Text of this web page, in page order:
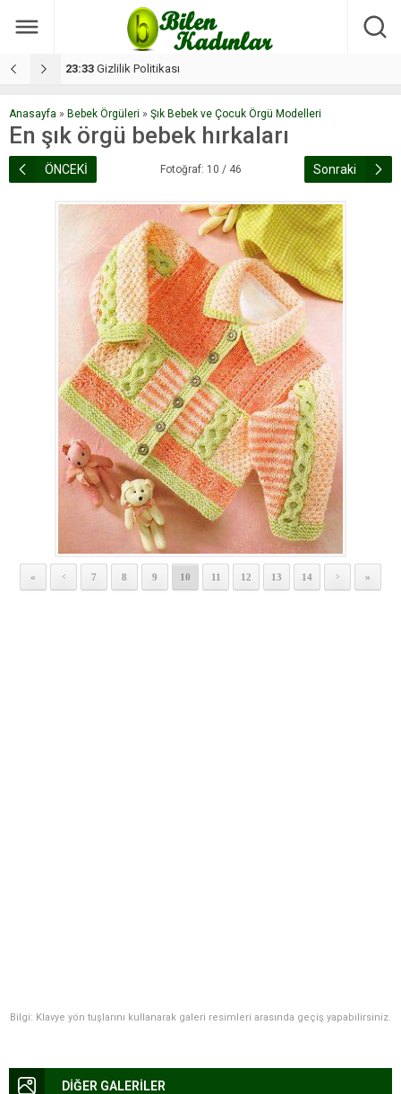
17:08 Dilan, düğününe 5 gün kala hayatını kaybetti
Anasayfa » Bebek Örgüleri » Şık Bebek ve Çocuk Örgü Modelleri
En şık örgü bebek hırkaları
ÖNCEKİ Fotoğraf: 10 / 46 Sonraki
« < 7 8 9 10 11 12 13 14 > »
Bilgi: Klavye yön tuşlarını kullanarak galeri resimleri arasında geçiş yapabilirsiniz.
DİĞER GALERİLER